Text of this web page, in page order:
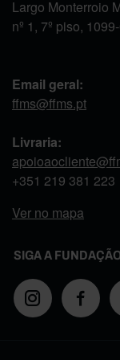
Largo Monterroio
nº 1, 7º piso,
Email geral:
ffms@ffms.pt
Livraria:
+351 219 381 223
Ver no mapa
SIGA A